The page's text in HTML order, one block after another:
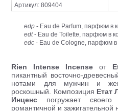
Артикул: 809404
edp - Eau de Parfum, парфюм в
edt- Eau de Toilette, парфюм в
edc - Eau de Cologne, парфюм в
Rien Intense Incenseот
пикантный восточно-
нотами для мужчин и
роскошный. Композиция Етат
Инценс погружает
романтичной и зажигательной